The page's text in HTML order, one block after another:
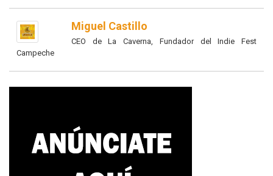
Miguel Castillo
CEO de La Caverna, Fundador del Indie Fest
Campeche